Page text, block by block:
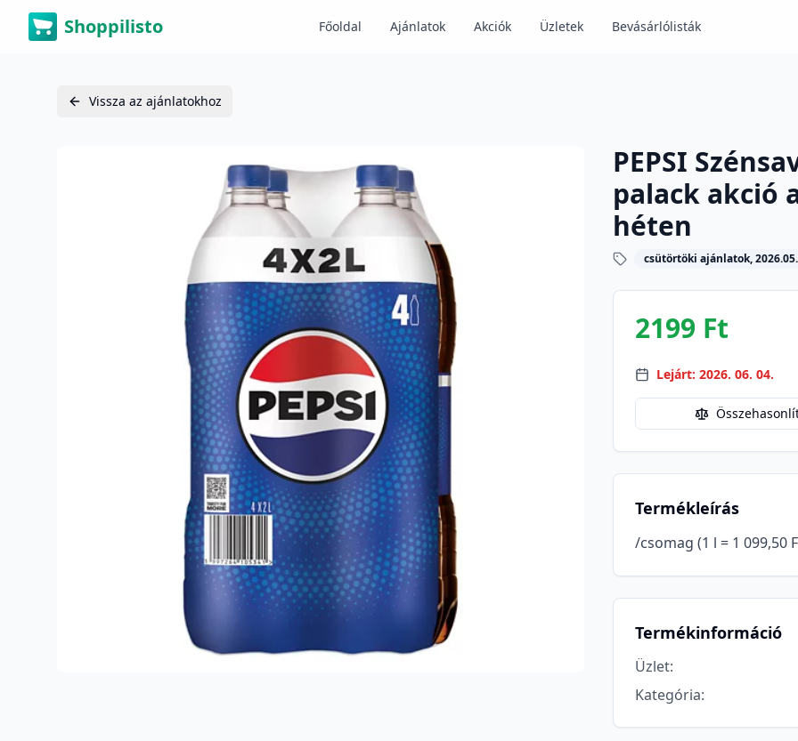
Shoppilisto Főoldal Ajánlatok Akciók Üzletek Bevásárlólisták
Vissza az ajánlatokhoz
PEPSI
palack akció
héten
csütörtöki ajánlatok,
2199 Ft
Lejárt: 2026. 06. 04.
Termékleírás
/csomag (1 l = 1 099,50
Termékinformáció
Üzlet:
Kategória: